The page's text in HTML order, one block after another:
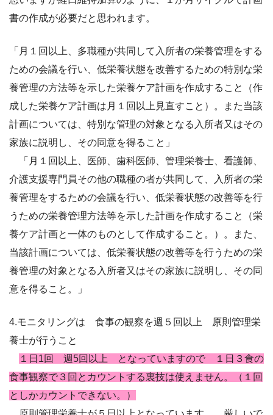
書の作成が必要だと思われます。
「月１回以上、多職種が共同して入所者の栄養管理をする
ための会議を行い、低栄養状態を改善するための特別な栄
養管理の方法等を示した栄養ケア計画を作成すること（作
成した栄養ケア計画は月１回以上見直すこと）。
また当該
計画については、特別な管理の対象となる入所者又はその
家族に説明し、その同意を得ること」
「月１回以上、医師、歯科医師、管理栄養士、看護師、
介護支援専門員その他の職種の者が共同して、入所者の栄
養管理をするための会議を行い、低栄養状態の改善等を行
うための栄養管理方法等を示した計画を作成すること（栄
養ケア計画と一体のものとして作成すること。）。また、
当該計画については、低栄養状態の改善等を行うための栄
養管理の対象となる入所者又はその家族に説明し、その同
意を得ること。」
4.モニタリングは 食事の観察を週５回以上 原則管理栄
養士が行うこと
１日1回 週5回以上 となっていますので １日３食の
食事観察で３回とカウントする裏技は使えません。（１回
としかカウントできない。）